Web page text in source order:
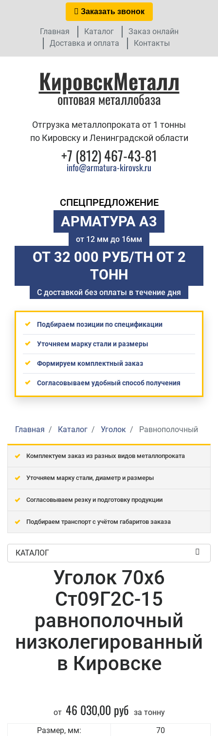
Заказать звонок
Главная Каталог
Заказ онлайн
Доставка и оплата
Контакты
КировскМеталл
оптовая металлобаза
Отгрузка металлопроката от 1 тонны
по Кировску и Ленинградской области
+7 (812) 467-43-81
info@armatura-kirovsk.ru
СПЕЦПРЕДЛОЖЕНИЕ
АРМАТУРА А3
от 12 мм до 16мм
ОТ 32 000 РУБ/ТН ОТ 2
ТОНН
С доставкой без оплаты в течение дня
Подбираем позиции по спецификации
Уточняем марку стали и размеры
Формируем комплектный заказ
Согласовываем удобный способ получения
Главная Каталог Уголок Равнополочный
Комплектуем заказ из разных видов металлопроката
Уточняем марку стали, диаметр и размеры
Согласовываем резку и подготовку продукции
Подбираем транспорт с учётом габаритов заказа
КАТАЛОГ
Уголок 70x6
Ст09Г2С-15
равнополочный
низколегированный
в Кировске
от 46 030,00 руб за тонну
Размер, мм:
70